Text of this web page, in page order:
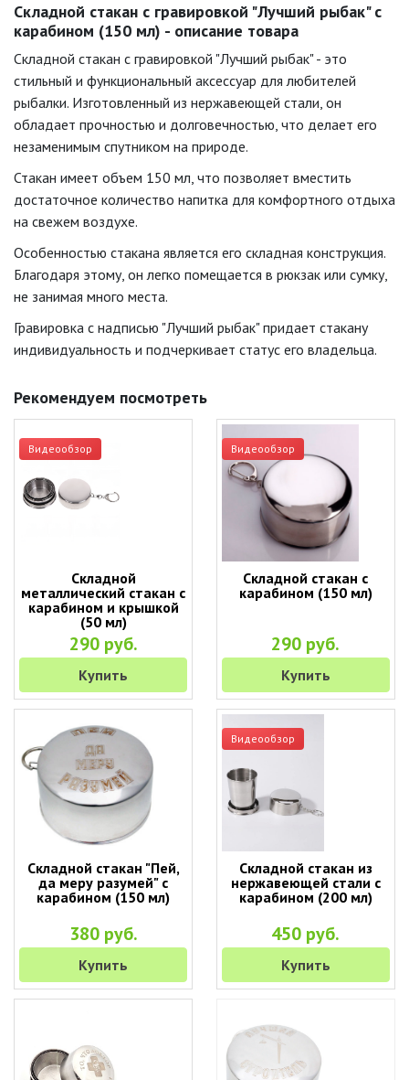
Складной стакан с гравировкой "Лучший рыбак" с
карабином (150 мл) - описание товара
Складной стакан с гравировкой "Лучший рыбак" - это
стильный и функциональный аксессуар для любителей
рыбалки. Изготовленный из нержавеющей стали, он
обладает прочностью и долговечностью, что делает его
незаменимым спутником на природе.
Стакан имеет объем 150 мл, что позволяет вместить
достаточное количество напитка для комфортного отдыха
на свежем воздухе.
Особенностью стакана является его складная конструкция.
Благодаря этому, он легко помещается в рюкзак или сумку,
не занимая много места.
Гравировка с надписью "Лучший рыбак" придает стакану
индивидуальность и подчеркивает статус его владельца.
Рекомендуем посмотреть
Видеообзор
Складной
металлический стакан с
карабином и крышкой
(50 мл)
290 руб.
Купить
Видеообзор
Складной стакан с
карабином (150 мл)
290 руб.
Купить
Складной стакан "Пей,
да меру разумей" с
карабином (150 мл)
380 руб.
Купить
Видеообзор
Складной стакан из
нержавеющей стали с
карабином (200 мл)
450 руб.
Купить